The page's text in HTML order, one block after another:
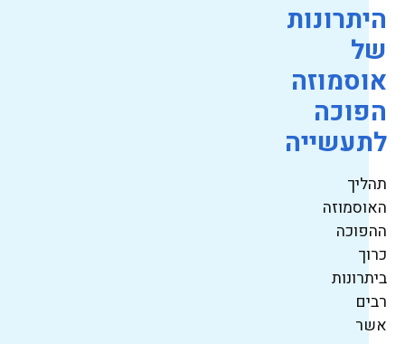
היתרונות
של
אוסמוזה
הפוכה
לתעשייה
תהליך
האוסמוזה
ההפוכה
כרוך
ביתרונות
רבים
אשר